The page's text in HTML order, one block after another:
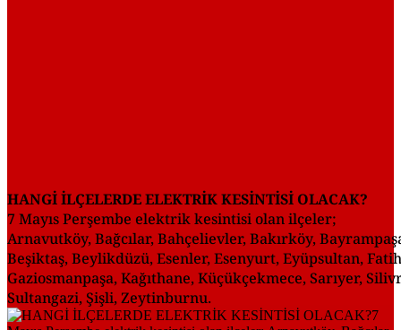
HANGİ İLÇELERDE ELEKTRİK KESİNTİSİ OLACAK?
7 Mayıs Perşembe elektrik kesintisi olan ilçeler;
Arnavutköy, Bağcılar, Bahçelievler, Bakırköy,
Beşiktaş, Beylikdüzü, Esenler, Esenyurt, Eyüpsultan,
Gaziosmanpaşa, Kağıthane, Küçükçekmece, Sarıyer,
Sultangazi, Şişli, Zeytinburnu.